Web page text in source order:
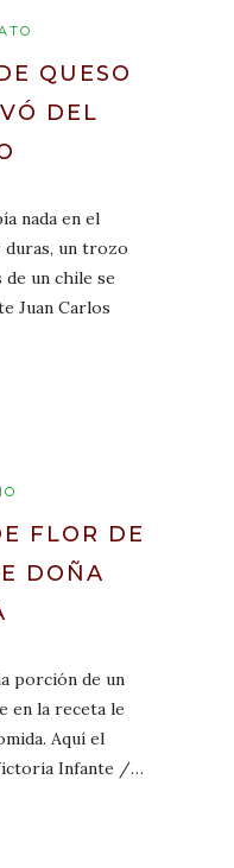
QUESO
DEL
nada en el
un trozo
un chile se
Juan Carlos
FLOR DE
DOÑA
porción de un
en la receta le
Aquí el
Infante /…